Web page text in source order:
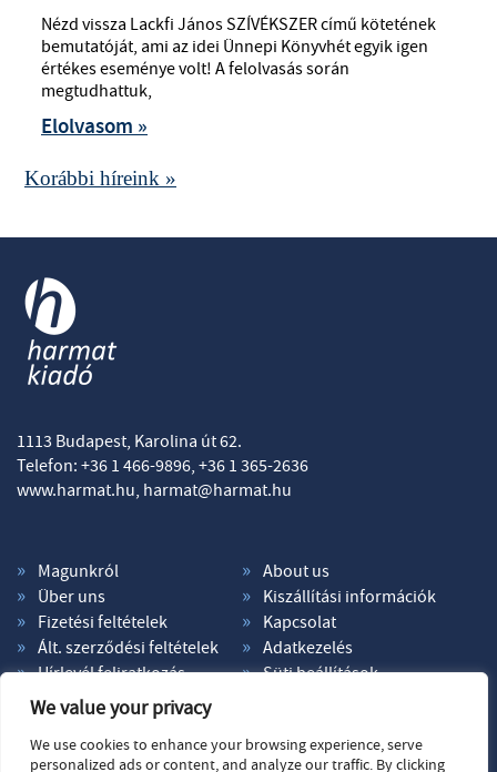
We value your privacy
We use cookies to enhance your browsing experience, serve
personalized ads or content, and analyze our traffic. By clicking
Nézd vissza Lackfi János SZÍVÉKSZER című kötetének
bemutatóját, ami az idei Ünnepi Könyvhét egyik igen
értékes eseménye volt! A felolvasás során
megtudhattuk,
Elolvasom »
Korábbi híreink »
1113 Budapest, Karolina út 62.
Telefon: +36 1 466-9896, +36 1 365-2636
www.harmat.hu, harmat@harmat.hu
Magunkról
About us
Über uns
Kiszállítási információk
Fizetési feltételek
Kapcsolat
Ált. szerződési feltételek
Adatkezelés
Hírlevél feliratkozás
Süti beállítások